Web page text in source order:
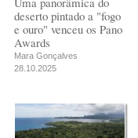
deserto pintado a "fogo
e ouro" venceu os Pano
Awards
Mara Gonçalves
28.10.2025